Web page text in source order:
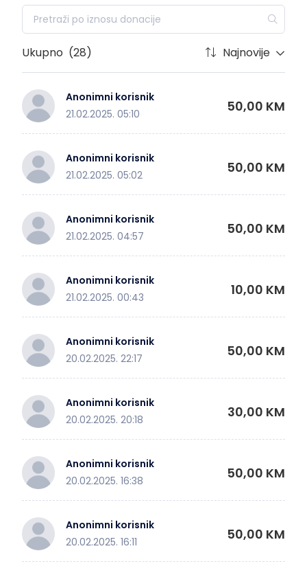
Ukupno (28) Najnovije
Anonimni korisnik
21.02.2025. 05:10
50,00 KM
Anonimni korisnik
21.02.2025. 05:02
50,00 KM
Anonimni korisnik
21.02.2025. 04:57
50,00 KM
Anonimni korisnik
21.02.2025. 00:43
10,00 KM
Anonimni korisnik
20.02.2025. 22:17
50,00 KM
Anonimni korisnik
20.02.2025. 20:18
30,00 KM
Anonimni korisnik
20.02.2025. 16:38
50,00 KM
Anonimni korisnik
20.02.2025. 16:11
50,00 KM